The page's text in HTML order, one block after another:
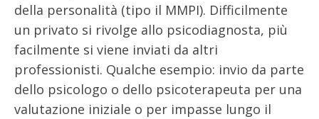
della personalità (tipo il MMPI). Difficilmente
un privato si rivolge allo psicodiagnosta, più
facilmente si viene inviati da altri
professionisti. Qualche esempio: invio da parte
dello psicologo o dello psicoterapeuta per una
valutazione iniziale o per impasse lungo il